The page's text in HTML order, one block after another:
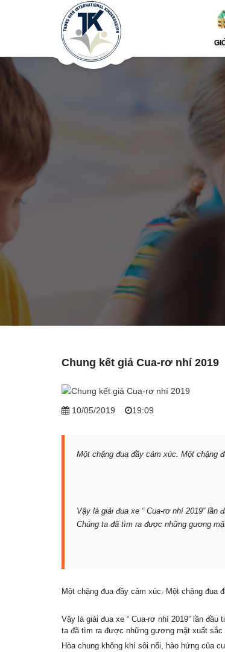
Chung kết giả Cua-rơ nhí 2019
10/05/2019 19:09
Một chặng đua đầy cảm xúc. Một
Vậy là giải đua xe “ Cua-rơ nhí 2019”
Chúng ta đã tìm ra được những gương
Một chặng đua đầy cảm xúc. Một chặng
Vậy là giải đua xe “ Cua-rơ nhí 2019” lần
ta đã tìm ra được những gương mặt xuất sắc
Hòa chung không khí sôi nổi, hào hứng của